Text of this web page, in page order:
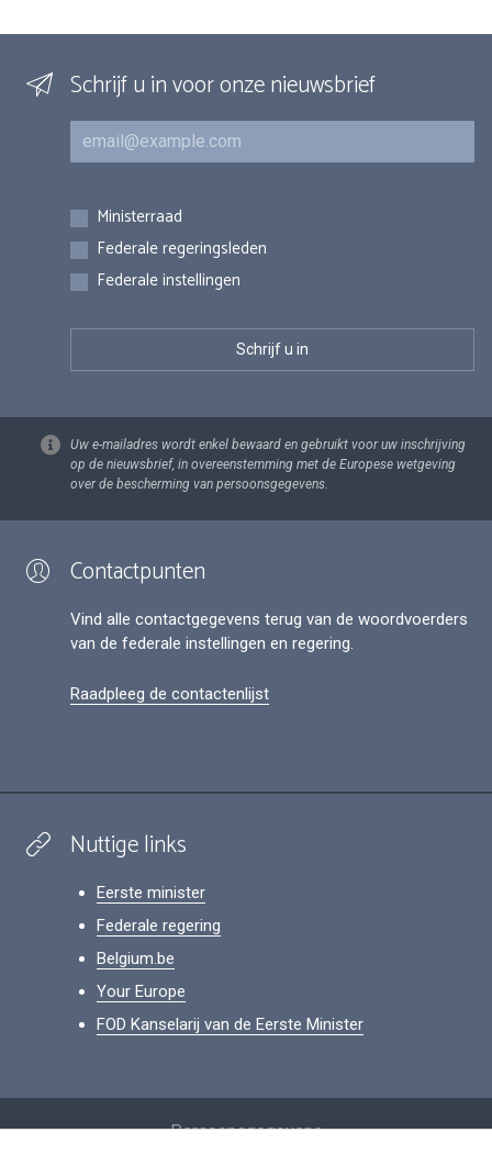
Schrijf u in voor onze nieuwsbrief
E-mail
Inschrijvingen
Ministerraad
Federale regeringsleden
Federale instellingen
Uw e-mailadres wordt enkel bewaard en gebruikt voor uw inschrijving
op de nieuwsbrief, in overeenstemming met de Europese wetgeving
over de bescherming van persoonsgegevens.
Contactpunten
Vind alle contactgegevens terug van de woordvoerders
van de federale instellingen en regering.
Raadpleeg de contactenlijst
Nuttige links
Eerste minister
Federale regering
Belgium.be
Your Europe
FOD Kanselarij van de Eerste Minister
Persoonsgegevens